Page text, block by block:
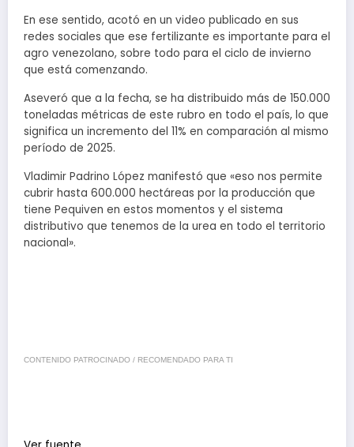
En ese sentido, acotó en un video publicado en sus
redes sociales que ese fertilizante es importante para el
agro venezolano, sobre todo para el ciclo de invierno
que está comenzando.
Aseveró que a la fecha, se ha distribuido más de 150.000
toneladas métricas de este rubro en todo el país, lo que
significa un incremento del 11% en comparación al mismo
período de 2025.
Vladimir Padrino López manifestó que «eso nos permite
cubrir hasta 600.000 hectáreas por la producción que
tiene Pequiven en estos momentos y el sistema
distributivo que tenemos de la urea en todo el territorio
nacional».
CONTENIDO PATROCINADO / RECOMENDADO PARA TI